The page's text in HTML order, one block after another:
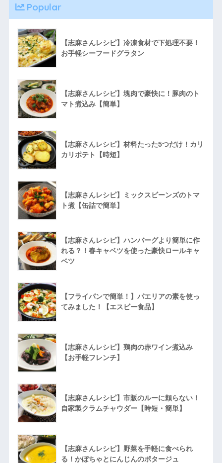
Popular
【志麻さんレシピ】冷凍食材で下処理不要！
お手軽シーフードグラタン
【志麻さんレシピ】塊肉で豪快に！豚肉のト
マト煮込み【簡単】
【志麻さんレシピ】材料たった5つだけ！カリ
カリポテト【時短】
【志麻さんレシピ】ミックスビーンズのトマ
ト煮【缶詰で簡単】
【志麻さんレシピ】ハンバーグより簡単に作
れる？！春キャベツを使った豪快ロールキャ
ベツ
【フライパンで簡単！】パエリアの素を使っ
てみました！【エスビー食品】
【志麻さんレシピ】鶏肉の赤ワイン煮込み
【お手軽フレンチ】
【志麻さんレシピ】市販のルーに頼らない！
自家製クラムチャウダー【時短・簡単】
【志麻さんレシピ】野菜を手軽に食べられ
る！かぼちゃとにんじんのポタージュ